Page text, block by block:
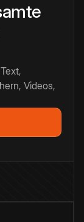
Videos,